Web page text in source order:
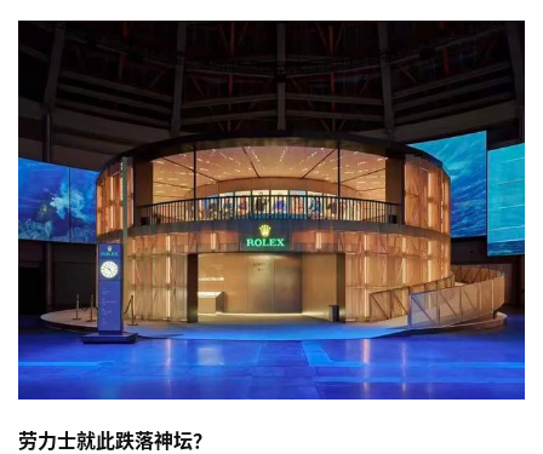
技
劳力士就此跌落神坛？